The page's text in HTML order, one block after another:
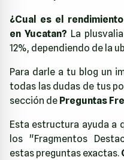
¿Cual es el
en Yucatan? La
12%, dependiendo de la
Para darle a tu blog un
todas las dudas de tus
sección de Preguntas
Esta estructura ayuda a
los "Fragmentos
estas preguntas exactas.